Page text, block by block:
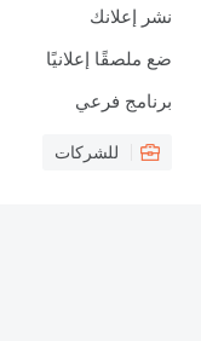
نشر إعلانك
ضع ملصقًا إعلانيًا
برنامج فرعي
للشركات